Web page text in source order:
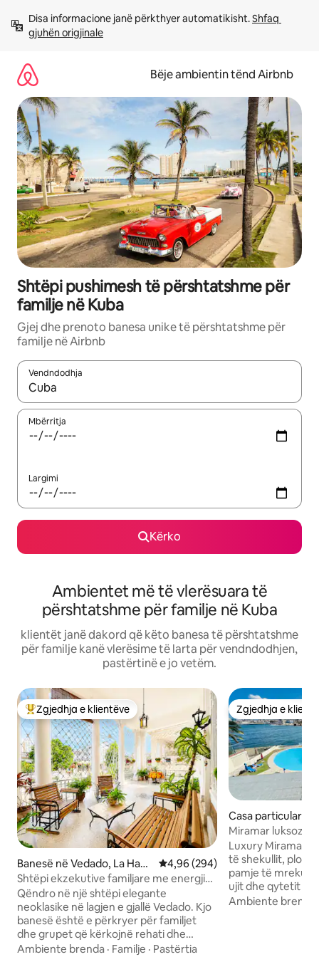
përmbajtja
Disa informacione janë përkthyer automatikisht. Shfaq
gjuhën origjinale
Bëje ambientin tënd Airbnb
Shtëpi pushimesh të përshtatshme për
familje në Kuba
Gjej dhe prenoto banesa unike të përshtatshme për
familje në Airbnb
Vendndodhja
Kur rezultatet të jenë të disponueshme, lëviz me butonat e
Mbërritja
Largimi
Kërko
Ambientet më të vlerësuara të
përshtatshme për familje në Kuba
klientët janë dakord që këto banesa të përshtatshme
për familje kanë vlerësime të larta për vendndodhjen,
pastërtinë e jo vetëm.
Më të mirat e zgjedhjeve të klientëve
Zgjedhja e klientëve
Banesë në Vedado, La Hava
na
Vlerësimi mesatar 4,96 nga 5,
4,96 (294)
Shtëpi ekzekutive familjare me energji
elektrike të besueshme
Qëndro në një shtëpi elegante
neoklasike në lagjen e gjallë Vedado. Kjo
banesë është e përkryer për familjet
dhe grupet që kërkojnë rehati dhe
vendndodhje. - Shëtit në Malecón, -
Ambiente brenda · Familje · Pastërtia
Zgjedhja e
Zgjedhja e
Casa particular në
a, Miramar, PLaya
Miramar luksoz
invertor)
Luxury Miramar.
të shekullit,
pamje të
ujit dhe qytetit
shtëpi. Mëngjesi i
Ambiente brenda